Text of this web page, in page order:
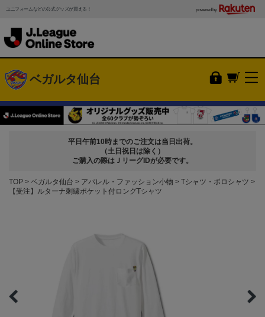
ユニフォームなどの公式グッズが買える！ powered by
ベガルタ仙台
平日午前10時までのご注文は当日出荷。
（土日祝日は除く）
ご購入の際はＪリーグIDが必要です。
TOP ベガルタ仙台 アパレル・ファッション小物
Tシャツ・ポロシャツ
【受注】ルターナ刺繍ポケット付ロングTシャツ